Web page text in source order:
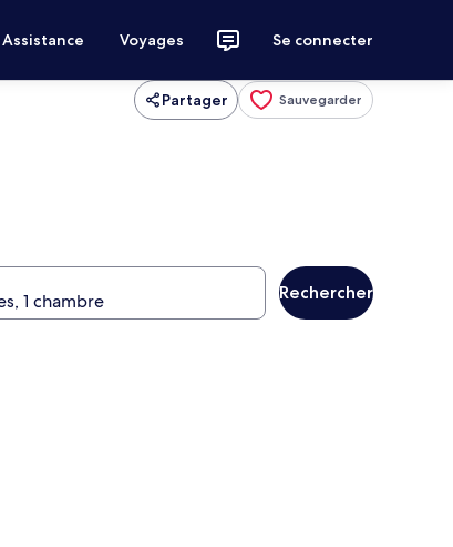
Assistance Voyages Se connecter
Partager Sauvegarder
Rechercher